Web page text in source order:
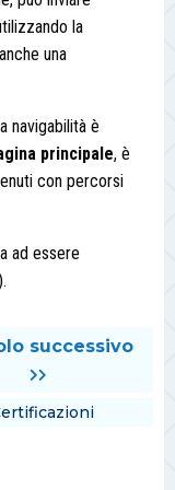
la
una
navigabilità è
principale, è
con percorsi
ad essere
).
successivo